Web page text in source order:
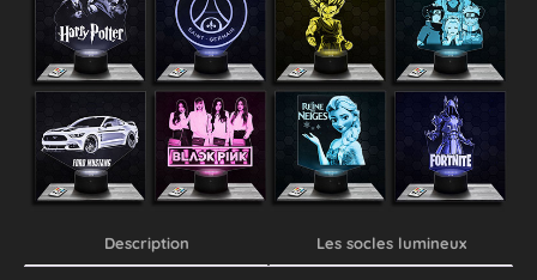
Description Les socles lumineux